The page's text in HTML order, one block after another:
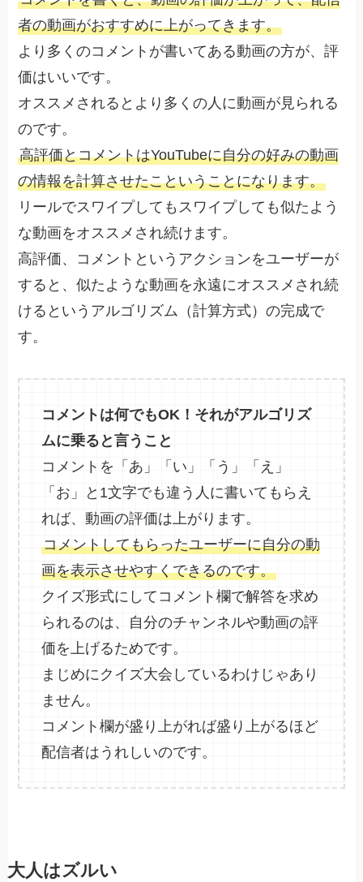
者の動画がおすすめに上がってきます。
より多くのコメントが書いてある動画の方が、評
価はいいです。
オススメされるとより多くの人に動画が見られる
のです。
高評価とコメントはYouTubeに自分の好みの動画
の情報を計算させたこということになります。
リールでスワイプしてもスワイプしても似たよう
な動画をオススメされ続けます。
高評価、コメントというアクションをユーザーが
すると、似たような動画を永遠にオススメされ続
けるというアルゴリズム（計算方式）の完成で
す。
コメントは何でもOK！それがアルゴリズ
ムに乗ると言うこと
コメントを「あ」「い」「う」「え」
「お」と1文字でも違う人に書いてもらえ
れば、動画の評価は上がります。
コメントしてもらったユーザーに自分の動
画を表示させやすくできるのです。
クイズ形式にしてコメント欄で解答を求め
られるのは、自分のチャンネルや動画の評
価を上げるためです。
まじめにクイズ大会しているわけじゃあり
ません。
コメント欄が盛り上がれば盛り上がるほど
配信者はうれしいのです。
大人はズルい